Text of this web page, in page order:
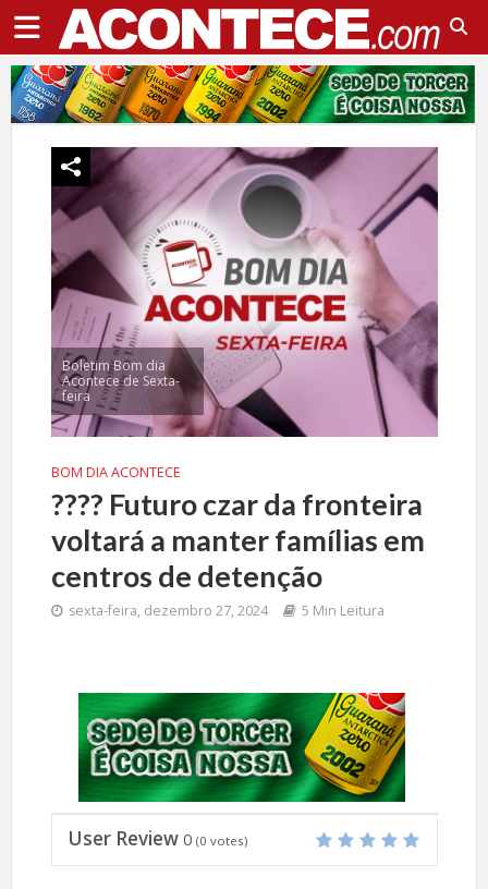
Boletim Bom dia
Acontece de Sexta-
feira
BOM DIA ACONTECE
????️ Futuro czar da fronteira
voltará a manter famílias em
centros de detenção
sexta-feira, dezembro 27, 2024 5 Min Leitura
User Review 0 (0 votes)